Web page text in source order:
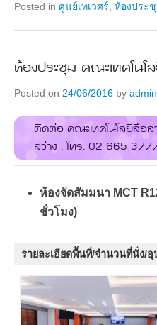
Posted in ศูนย์เทเวศร์, ห้องประ
ห้องประชุม คณะเทคโน
Posted on 24/06/2016 by admin
ติดต่อ คณะเทคโนโลยีสื่อส
สว่าง : โทร. 02 665
ห้องจัดสัมมนา MCT
ชั่วโมง)
รายละเอียดพื้นที่/จำนวนที่นั่ง/